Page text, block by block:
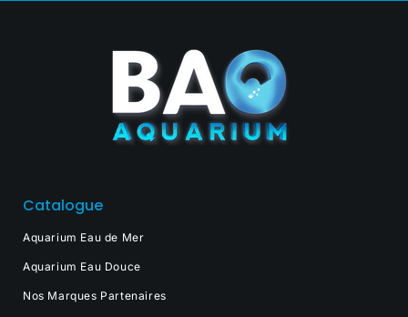
Catalogue
Aquarium Eau de Mer
Aquarium Eau Douce
Nos Marques Partenaires